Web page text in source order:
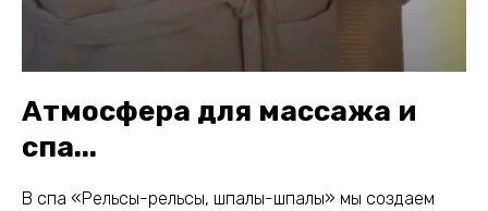
Атмосфера для массажа и
спа...
В спа «Рельсы-рельсы, шпалы-шпалы» мы создаем